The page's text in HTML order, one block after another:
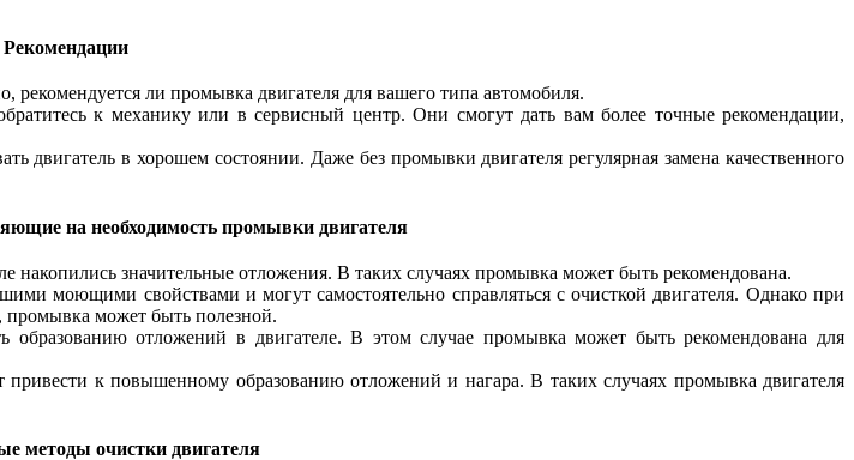
Рекомендации
ли промывка двигателя для вашего типа автомобиля.
к механику или в сервисный центр. Они смогут дать вам более точные рекомендации,
двигатель в хорошем состоянии. Даже без промывки двигателя регулярная замена качественного
на необходимость промывки двигателя
накопились значительные отложения. В таких случаях промывка может быть рекомендована.
моющими свойствами и могут самостоятельно справляться с очисткой двигателя. Однако при
промывка может быть полезной.
образованию отложений в двигателе. В этом случае промывка может быть рекомендована для
к повышенному образованию отложений и нагара. В таких случаях промывка двигателя
методы очистки двигателя